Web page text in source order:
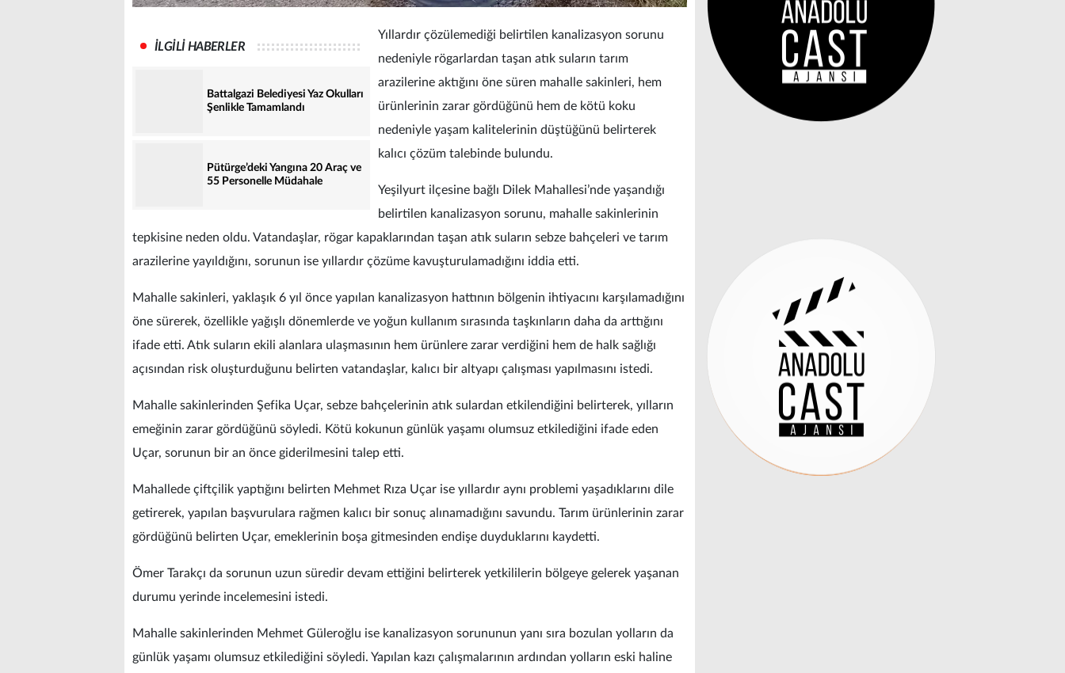
İLGİLİ HABERLER
Battalgazi Belediyesi Yaz Okulları
Şenlikle Tamamlandı
Pütürge’deki Yangına 20 Araç ve
55 Personelle Müdahale
Yıllardır çözülemediği belirtilen kanalizasyon sorunu
nedeniyle rögarlardan taşan atık suların tarım
arazilerine aktığını öne süren mahalle sakinleri, hem
ürünlerinin zarar gördüğünü hem de kötü koku
nedeniyle yaşam kalitelerinin düştüğünü belirterek
kalıcı çözüm talebinde bulundu.
Yeşilyurt ilçesine bağlı Dilek Mahallesi’nde yaşandığı
belirtilen kanalizasyon sorunu, mahalle sakinlerinin
tepkisine neden oldu. Vatandaşlar, rögar kapaklarından taşan atık suların sebze bahçeleri ve tarım
arazilerine yayıldığını, sorunun ise yıllardır çözüme kavuşturulamadığını iddia etti.
Mahalle sakinleri, yaklaşık 6 yıl önce yapılan kanalizasyon hattının bölgenin ihtiyacını karşılamadığını
öne sürerek, özellikle yağışlı dönemlerde ve yoğun kullanım sırasında taşkınların daha da arttığını
ifade etti. Atık suların ekili alanlara ulaşmasının hem ürünlere zarar verdiğini hem de halk sağlığı
açısından risk oluşturduğunu belirten vatandaşlar, kalıcı bir altyapı çalışması yapılmasını istedi.
Mahalle sakinlerinden Şefika Uçar, sebze bahçelerinin atık sulardan etkilendiğini belirterek, yılların
emeğinin zarar gördüğünü söyledi. Kötü kokunun günlük yaşamı olumsuz etkilediğini ifade eden
Uçar, sorunun bir an önce giderilmesini talep etti.
Mahallede çiftçilik yaptığını belirten Mehmet Rıza Uçar ise yıllardır aynı problemi yaşadıklarını dile
getirerek, yapılan başvurulara rağmen kalıcı bir sonuç alınamadığını savundu. Tarım ürünlerinin zarar
gördüğünü belirten Uçar, emeklerinin boşa gitmesinden endişe duyduklarını kaydetti.
Ömer Tarakçı da sorunun uzun süredir devam ettiğini belirterek yetkililerin bölgeye gelerek yaşanan
durumu yerinde incelemesini istedi.
Mahalle sakinlerinden Mehmet Güleroğlu ise kanalizasyon sorununun yanı sıra bozulan yolların da
günlük yaşamı olumsuz etkilediğini söyledi. Yapılan kazı çalışmalarının ardından yolların eski haline